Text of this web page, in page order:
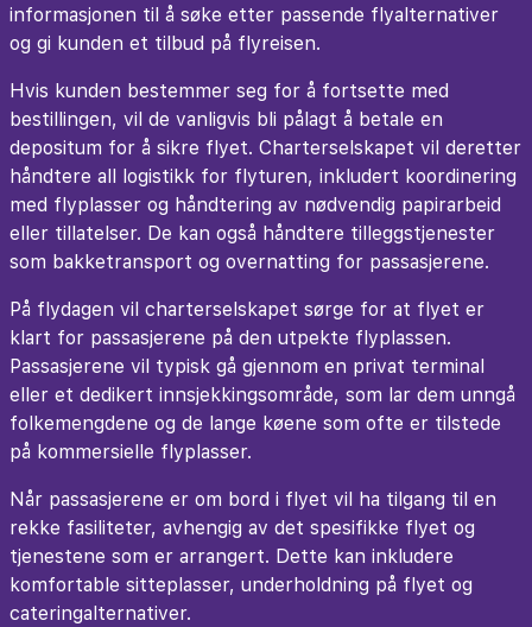
informasjonen til å søke etter passende flyalternativer
og gi kunden et tilbud på flyreisen.
Hvis kunden bestemmer seg for å fortsette med
bestillingen, vil de vanligvis bli pålagt å betale en
depositum for å sikre flyet. Charterselskapet vil deretter
håndtere all logistikk for flyturen, inkludert koordinering
med flyplasser og håndtering av nødvendig papirarbeid
eller tillatelser. De kan også håndtere tilleggstjenester
som bakketransport og overnatting for passasjerene.
På flydagen vil charterselskapet sørge for at flyet er
klart for passasjerene på den utpekte flyplassen.
Passasjerene vil typisk gå gjennom en privat terminal
eller et dedikert innsjekkingsområde, som lar dem unngå
folkemengdene og de lange køene som ofte er tilstede
på kommersielle flyplasser.
Når passasjerene er om bord i flyet vil ha tilgang til en
rekke fasiliteter, avhengig av det spesifikke flyet og
tjenestene som er arrangert. Dette kan inkludere
komfortable sitteplasser, underholdning på flyet og
cateringalternativer.